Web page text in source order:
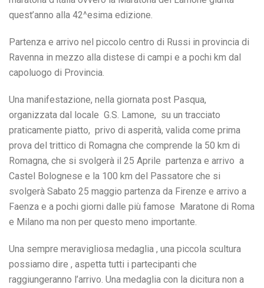
quest’anno alla 42^esima edizione.
Partenza e arrivo nel piccolo centro di Russi in provincia di
Ravenna in mezzo alla distese di campi e a pochi km dal
capoluogo di Provincia.
Una manifestazione, nella giornata post Pasqua,
organizzata dal locale G.S. Lamone, su un tracciato
praticamente piatto, privo di asperità, valida come prima
prova del trittico di Romagna che comprende la 50 km di
Romagna, che si svolgerà il 25 Aprile partenza e arrivo a
Castel Bolognese e la 100 km del Passatore che si
svolgerà Sabato 25 maggio partenza da Firenze e arrivo a
Faenza e a pochi giorni dalle più famose Maratone di Roma
e Milano ma non per questo meno importante.
Una sempre meravigliosa medaglia , una piccola scultura
possiamo dire , aspetta tutti i partecipanti che
raggiungeranno l’arrivo. Una medaglia con la dicitura non a